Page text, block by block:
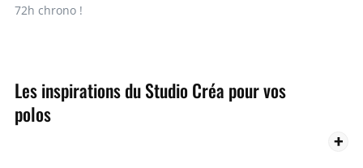
72h chrono !
Les inspirations du Studio Créa pour vos
polos